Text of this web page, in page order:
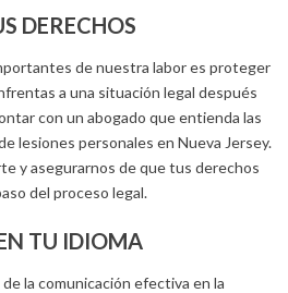
DERECHOS
de nuestra labor es proteger
a una situación legal después
con un abogado que entienda las
lesiones personales en Nueva Jersey.
y asegurarnos de que tus derechos
del proceso legal.
TU IDIOMA
la comunicación efectiva en la